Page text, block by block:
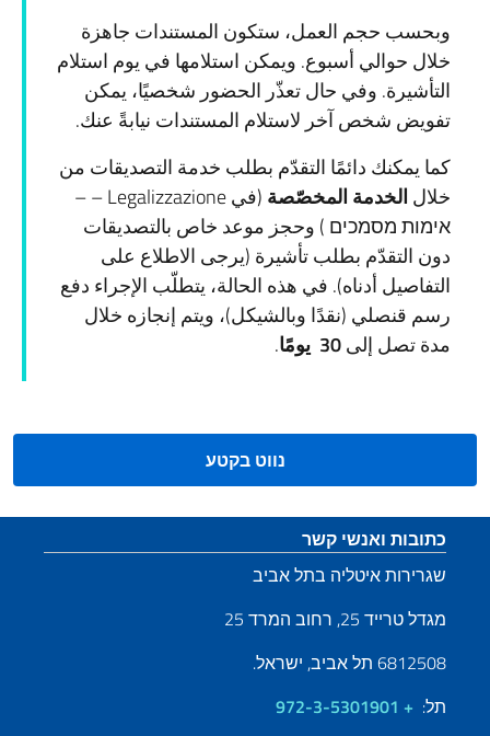
وبحسب حجم العمل، ستكون المستندات جاهزة
خلال حوالي أسبوع. ويمكن استلامها في يوم استلام
التأشيرة. وفي حال تعذّر الحضور شخصيًا، يمكن
تفويض شخص آخر لاستلام المستندات نيابةً عنك.
كما يمكنك دائمًا التقدّم بطلب خدمة التصديقات من
خلال الخدمة المخصّصة
(في Legalizzazione – –
אימות מסמכים ) وحجز موعد خاص بالتصديقات
دون التقدّم بطلب تأشيرة (يرجى الاطلاع على
التفاصيل أدناه). في هذه الحالة، يتطلّب الإجراء دفع
رسم قنصلي (نقدًا وبالشيكل)، ويتم إنجازه خلال
مدة تصل إلى30 يومًا.
נווט בקטע
קטע כותרת תחתונה
כתובות ואנשי קשר
שגרירות איטליה בתל אביב
מגדל טרייד 25, רחוב המרד 25
6812508 תל אביב, ישראל.
תל: + 972-3-5301901